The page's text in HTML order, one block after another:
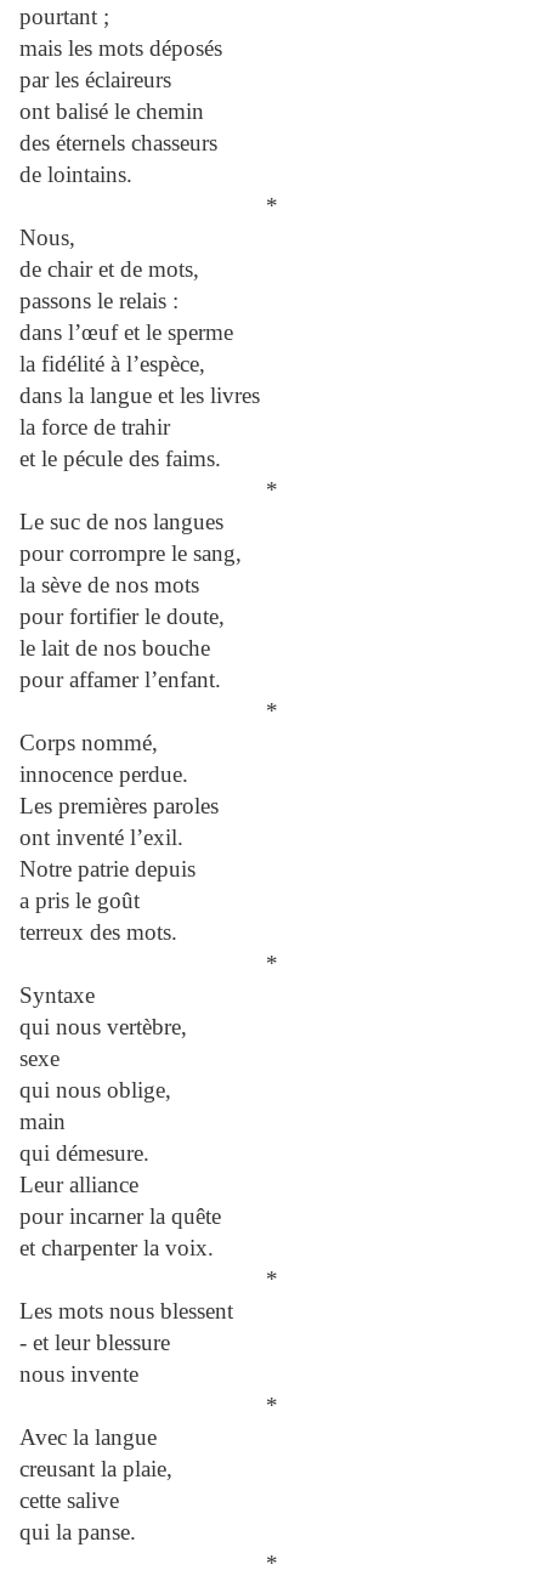
pourtant ;
mais les mots déposés
par les éclaireurs
ont balisé le chemin
des éternels chasseurs
de lointains.
*
Nous,
de chair et de mots,
passons le relais :
dans l’œuf et le sperme
la fidélité à l’espèce,
dans la langue et les livres
la force de trahir
et le pécule des faims.
*
Le suc de nos langues
pour corrompre le sang,
la sève de nos mots
pour fortifier le doute,
le lait de nos bouche
pour affamer l’enfant.
*
Corps nommé,
innocence perdue.
Les premières paroles
ont inventé l’exil.
Notre patrie depuis
a pris le goût
terreux des mots.
*
Syntaxe
qui nous vertèbre,
sexe
qui nous oblige,
main
qui démesure.
Leur alliance
pour incarner la quête
et charpenter la voix.
*
Les mots nous blessent
- et leur blessure
nous invente
*
Avec la langue
creusant la plaie,
cette salive
qui la panse.
*